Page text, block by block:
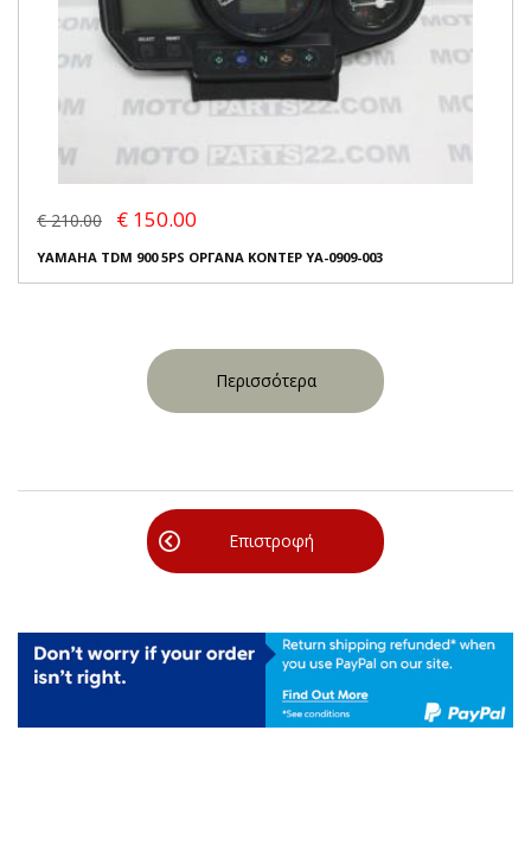
€ 210.00 € 150.00
YAMAHA TDM 900 5PS ΟΡΓΑΝΑ ΚΟΝΤΕΡ YA-0909-003
Περισσότερα
Επιστροφή